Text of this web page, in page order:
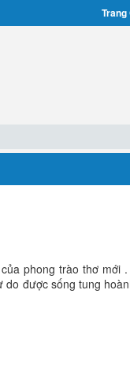
Trang
phong trào thơ mới
được sống tung